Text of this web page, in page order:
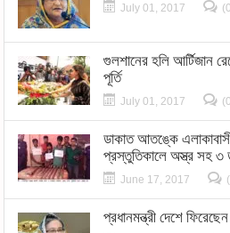
July 01, 2017
গুলশানের হলি আর্টিজান
পূর্তি
July 01, 2017
ডাকাত আতঙ্কে
প্রস্তুতিকালে অস্ত্র সহ ৩
June 17, 2017
প্রধানমন্ত্রী দেশে ফিরেছেন